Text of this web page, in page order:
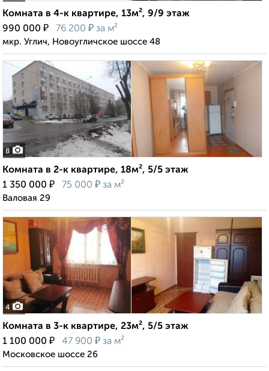
Комната в 4-к квартире, 13м², 9/9 этаж
990 000 ₽ 76 200 ₽ за м²
мкр. Углич, Новоугличское шоссе 48
8
Комната в 2-к квартире, 18м², 5/5 этаж
1 350 000 ₽ 75 000 ₽ за м²
Валовая 29
4
Комната в 3-к квартире, 23м², 5/5 этаж
1 100 000 ₽ 47 900 ₽ за м²
Московское шоссе 26